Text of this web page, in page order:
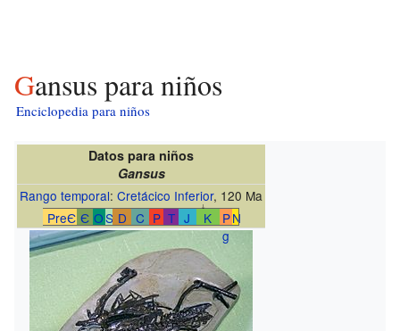
Gansus para niños
Enciclopedia para niños
Datos para niños
Gansus
Rango temporal:Cretácico Inferior, 120 Ma
PreЄ Є OS D C P T J K
P
g
N
↓